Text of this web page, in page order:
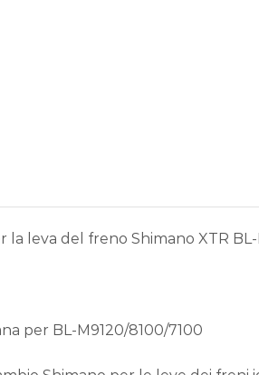
leva del freno Shimano XTR
per BL-M9120/8100/7100